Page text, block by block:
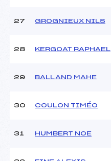
27 GROGNIEUX NILS
28 KERGOAT RAPHAEL
29 BALLAND MAHE
30 COULON TIMÉO
31 HUMBERT NOE